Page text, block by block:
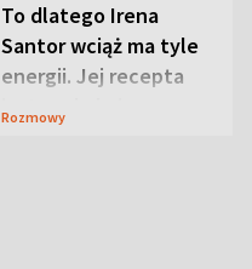
To dlatego Irena
Santor wciąż ma tyle
energii. Jej recepta
jest zaskakująco
Rozmowy